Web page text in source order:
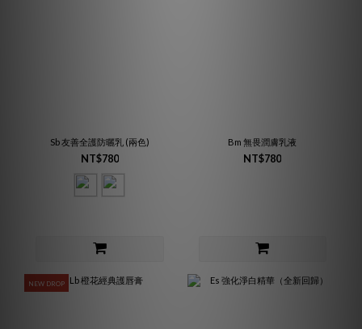
Sb 友善全護防曬乳 (兩色)
NT$780
Bm 無畏潤膚乳液
NT$780
NEW DROP